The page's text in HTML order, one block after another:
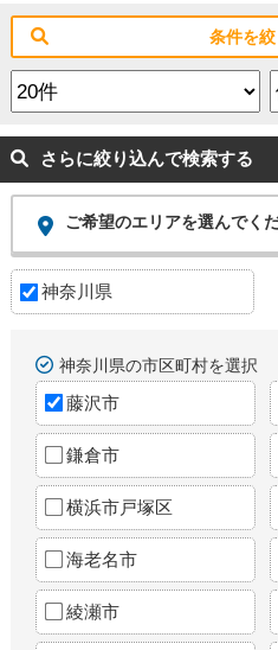
条件を
さらに絞り込んで検索する
ご希望のエリアを選んでく
神奈川県
神奈川県の市区町村を選択
藤沢市
鎌倉市
横浜市戸塚区
海老名市
綾瀬市